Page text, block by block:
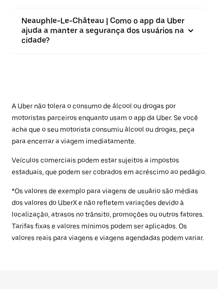
Neauphle-Le-Château | Como o app da Uber
ajuda a manter a segurança dos usuários na
cidade?
A Uber não tolera o consumo de álcool ou drogas por
motoristas parceiros enquanto usam o app da Uber. Se você
acha que o seu motorista consumiu álcool ou drogas, peça
para encerrar a viagem imediatamente.
Veículos comerciais podem estar sujeitos a impostos
estaduais, que podem ser cobrados em acréscimo ao pedágio.
*Os valores de exemplo para viagens de usuário são médias
dos valores do UberX e não refletem variações devido à
localização, atrasos no trânsito, promoções ou outros fatores.
Tarifas fixas e valores mínimos podem ser aplicados. Os
valores reais para viagens e viagens agendadas podem variar.